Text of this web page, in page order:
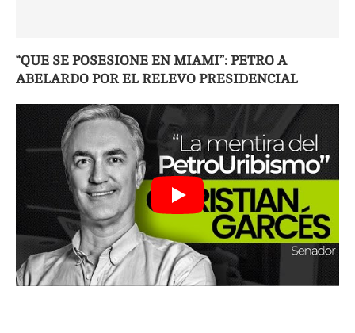
“QUE SE POSESIONE EN MIAMI”: PETRO A
ABELARDO POR EL RELEVO PRESIDENCIAL